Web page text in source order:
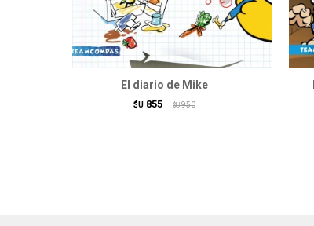
El diario de Mike
$U 855 $U 950